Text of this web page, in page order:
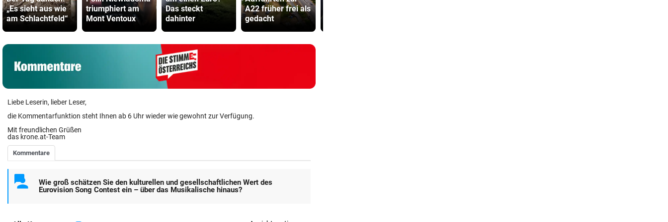
„Es sieht aus wie
am Schlachtfeld“
triumphiert am
Mont Ventoux
Das steckt
dahinter
A22 früher frei als
gedacht
Liebe Leserin, lieber Leser,
die Kommentarfunktion steht Ihnen ab 6 Uhr wieder wie gewohnt zur Verfügung.
Mit freundlichen Grüßen
das krone.at-Team